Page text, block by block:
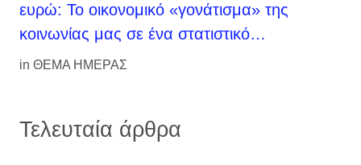
ευρώ: Το οικονομικό «γονάτισμα» της
κοινωνίας μας σε ένα στατιστικό…
in ΘΕΜΑ ΗΜΕΡΑΣ
Τελευταία άρθρα